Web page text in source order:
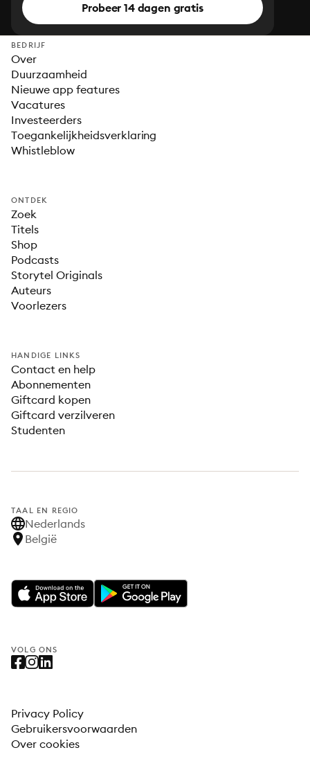
Probeer 14 dagen gratis
BEDRIJF
Over
Duurzaamheid
Nieuwe app features
Vacatures
Investeerders
Toegankelijkheidsverklaring
Whistleblow
ONTDEK
Zoek
Titels
Shop
Podcasts
Storytel Originals
Auteurs
Voorlezers
HANDIGE LINKS
Contact en help
Abonnementen
Giftcard kopen
Giftcard verzilveren
Studenten
TAAL EN REGIO
Nederlands
België
VOLG ONS
Privacy Policy
Gebruikersvoorwaarden
Over cookies